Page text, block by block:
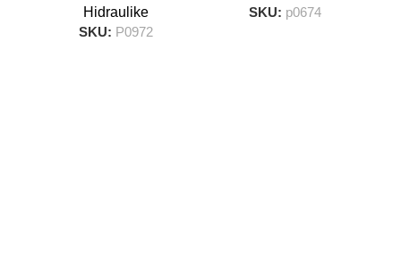
Hidraulike
SKU: P0972
SKU: p0674